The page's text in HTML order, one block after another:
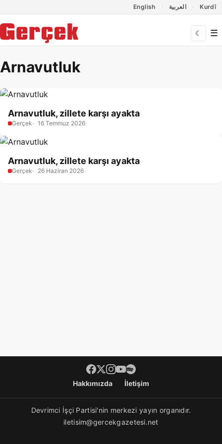
English العربية Kurdî
☾ ☰
Arnavutluk
Arnavutluk, zillete karşı ayakta
Gerçek 16 Temmuz 2026
Arnavutluk, zillete karşı ayakta
Gerçek 26 Haziran 2026
Footer menüHakkımızda İletişim
Devrimci İşçi Partisi'nin merkezi yayın organıdır.
iletisim@gercekgazetesi.net